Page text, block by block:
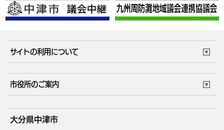
サイトの利用について
サイトマップ
市役所のご案内
庁舎地図 組織案内
大分県中津市